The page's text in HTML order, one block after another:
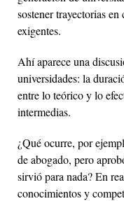
sostener trayectorias
exigentes.
Ahí aparece una
universidades: la
entre lo teórico y lo
intermedias.
¿Qué ocurre, por
de abogado, pero
sirvió para nada? En
conocimientos y